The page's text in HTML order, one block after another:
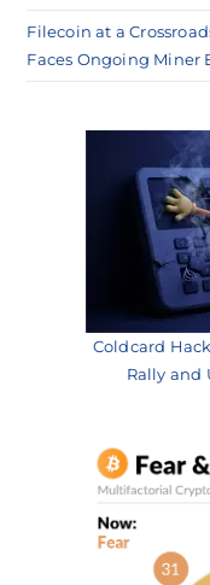
Filecoin at a
Faces Ongoing Miner
Coldcard
Rally and